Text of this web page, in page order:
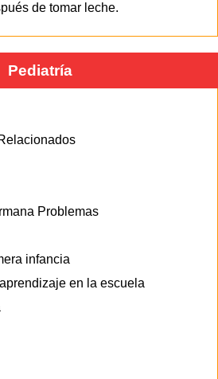
de tomar leche.
Pediatría
Problemas
infancia
en la escuela